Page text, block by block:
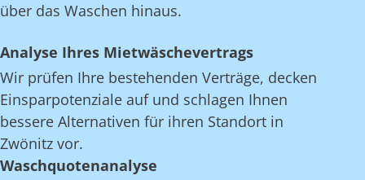
über das Waschen hinaus.
Analyse Ihres Mietwäschevertrags
Wir prüfen Ihre bestehenden Verträge, decken
Einsparpotenziale auf und schlagen Ihnen
bessere Alternativen für ihren Standort in
Zwönitz vor.
Waschquotenanalyse